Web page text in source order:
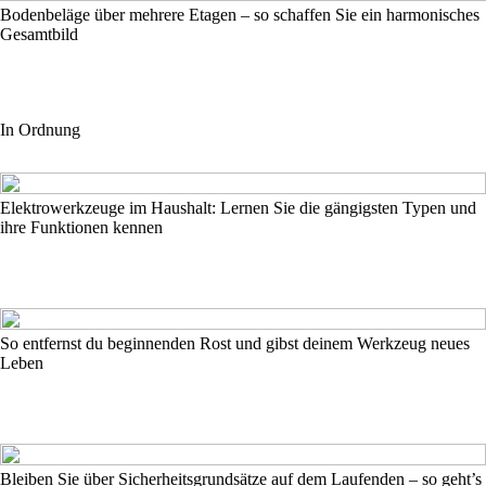
Bodenbeläge über mehrere Etagen – so schaffen Sie ein harmonisches
Gesamtbild
In Ordnung
Elektrowerkzeuge im Haushalt: Lernen Sie die gängigsten Typen und
ihre Funktionen kennen
So entfernst du beginnenden Rost und gibst deinem Werkzeug neues
Leben
Bleiben Sie über Sicherheitsgrundsätze auf dem Laufenden – so geht’s